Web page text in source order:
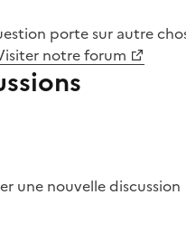
porte sur autre
notre forum
une nouvelle discussion